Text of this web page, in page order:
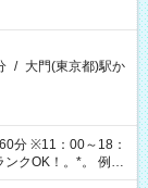
/ 大門(東京都)駅か
分 ※11：00～18：
ー/受付/販売/カフェ